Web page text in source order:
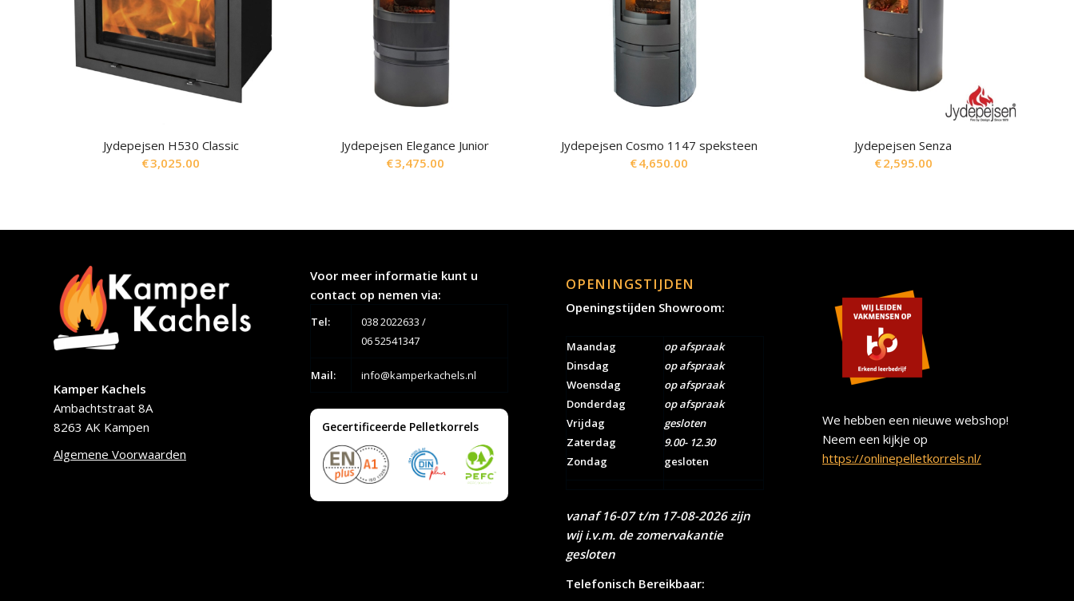
Jydepejsen H530 Classic
€3,025.00
Jydepejsen Elegance Junior
€3,475.00
Jydepejsen Cosmo 1147 speksteen
€4,650.00
Jydepejsen Senza
€2,595.00
Kamper Kachels
Ambachtstraat 8A
8263 AK Kampen
Algemene Voorwaarden
Voor meer informatie kunt u
contact op nemen via:
Tel: 038 2022633 /
06 52541347
Mail: info@kamperkachels.nl
Gecertificeerde Pelletkorrels
OPENINGSTIJDEN
Openingstijden Showroom:
Maandag
Dinsdag
Woensdag
Donderdag
Vrijdag
Zaterdag
Zondag
op afspraak
op afspraak
op afspraak
op afspraak
gesloten
9.00- 12.30
gesloten
vanaf 16-07 t/m 17-08-2026 zijn
wij i.v.m. de zomervakantie
gesloten
Telefonisch Bereikbaar:
We hebben een nieuwe webshop!
Neem een kijkje op
https://onlinepelletkorrels.nl/